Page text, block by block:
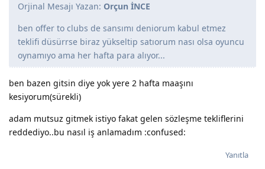
Orjinal Mesajı Yazan: Orçun İNCE
ben offer to clubs de sansımı deniorum kabul etmez
teklifi düsürrse biraz yükseltip satıorum nası olsa oyuncu
oynamıyo ama her hafta para alıyor...
ben bazen gitsin diye yok yere 2 hafta maaşını
kesiyorum(sürekli)
adam mutsuz gitmek istiyo fakat gelen sözleşme tekliflerini
reddediyo..bu nasıl iş anlamadım :confused:
Yanıtla